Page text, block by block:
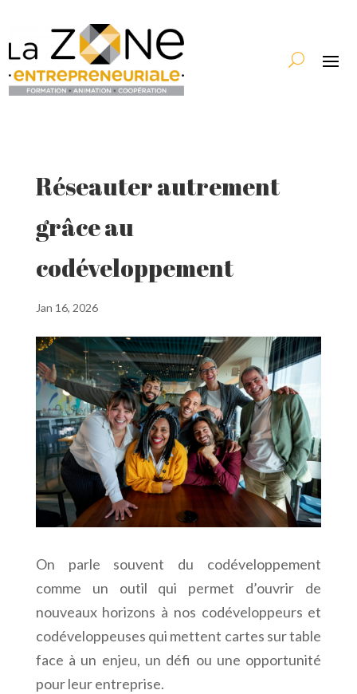
Réseauter autrement
grâce au
codéveloppement
Jan 16, 2026
On parle souvent du codéveloppement
comme un outil qui permet d’ouvrir de
nouveaux horizons à nos codéveloppeurs et
codéveloppeuses qui mettent cartes sur table
face à un enjeu, un défi ou une opportunité
pour leur entreprise.